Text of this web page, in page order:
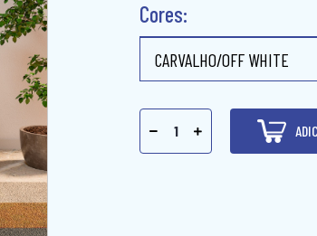
Cores:
1